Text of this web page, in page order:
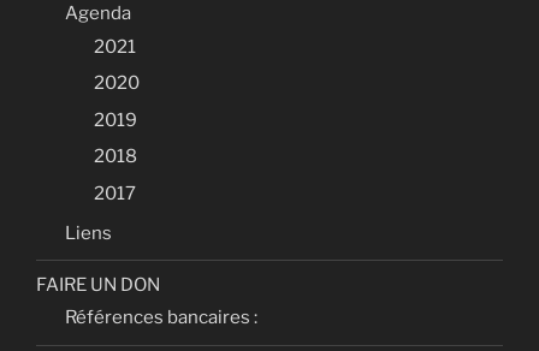
Agenda
2021
2020
2019
2018
2017
Liens
FAIRE UN DON
Références bancaires :